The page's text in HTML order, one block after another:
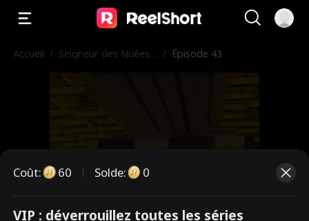
Accueil / Seigneur des Nuées
/ Épisode 43
Coût: 60 Solde: 0
VIP : déverrouillez toutes les séries